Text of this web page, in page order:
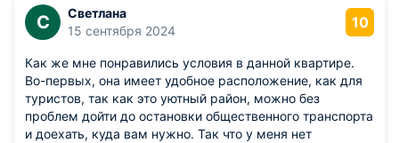
С
Светлана
15 сентября 2024
10
Как же мне понравились условия в данной квартире.
Во-первых, она имеет удобное расположение, как для
туристов, так как это уютный район, можно без
проблем дойти до остановки общественного транспорта
и доехать, куда вам нужно. Так что у меня нет